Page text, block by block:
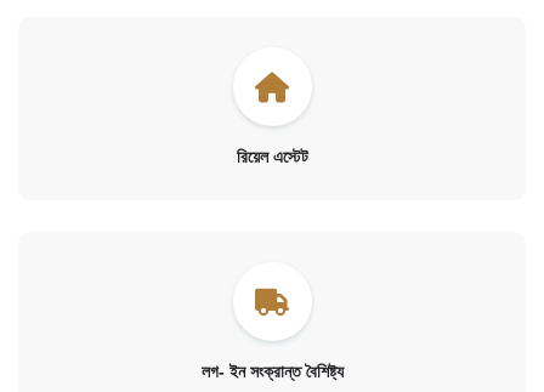
রিয়েল এস্টেট
লগ- ইন সংক্রান্ত বৈশিষ্ট্য